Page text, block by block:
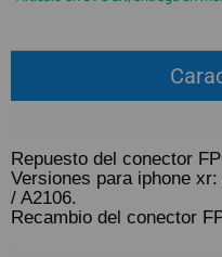
HORARIO de TIENDA:
Lunes a Viernes
También atendemos
Repuesto del conector
Versiones para iphone
/ A2106.
Recambio del conector